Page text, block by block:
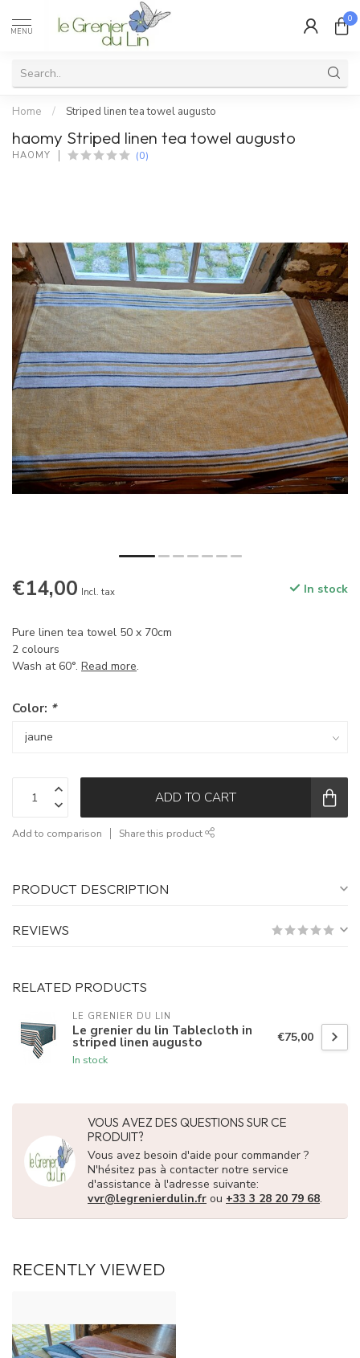
MENU
0
Home / Striped linen tea towel augusto
haomy Striped linen tea towel augusto
HAOMY (0)
€14,00 Incl. tax In stock
Pure linen tea towel 50 x 70cm
2 colours
Wash at 60°. Read more.
Color: *
ADD TO CART
Add to comparison Share this product
PRODUCT DESCRIPTION
REVIEWS
RELATED PRODUCTS
LE GRENIER DU LIN
Le grenier du lin Tablecloth in
striped linen augusto
In stock
€75,00
VOUS AVEZ DES QUESTIONS SUR CE
PRODUIT?
Vous avez besoin d'aide pour commander ?
N'hésitez pas à contacter notre service
d'assistance à l'adresse suivante:
vvr@legrenierdulin.fr ou +33 3 28 20 79 68.
RECENTLY VIEWED